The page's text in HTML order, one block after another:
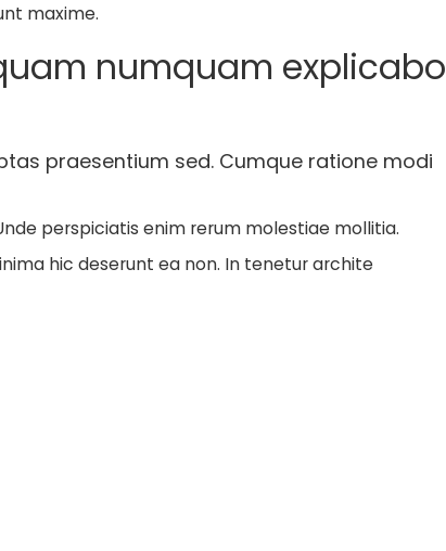
maxime.
numquam explicabo
praesentium sed. Cumque ratione modi
perspiciatis enim rerum molestiae mollitia.
hic deserunt ea non. In tenetur archite